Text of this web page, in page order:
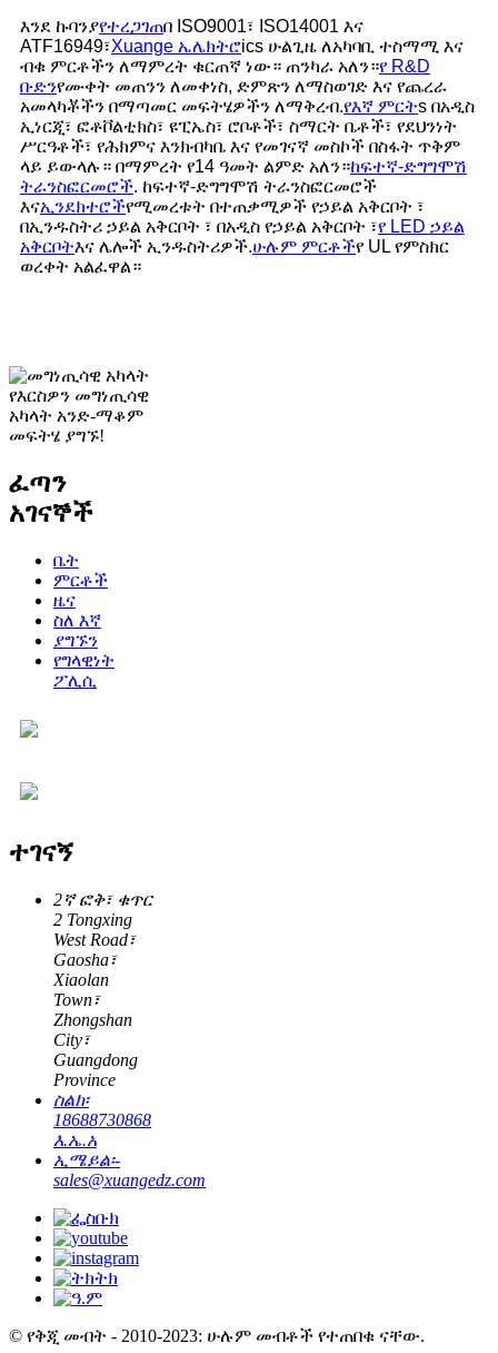
እንደ ኩባንያየተረጋገጠበ ISO9001፣ ISO14001 እና
ATF16949፣Xuange ኤሌክትሮics ሁልጊዜ ለአካባቢ ተስማሚ እና
ብቁ ምርቶችን ለማምረት ቁርጠኛ ነው። ጠንካራ አለን።የ R&D
ቡድንየሙቀት መጠንን ለመቀነስ, ድምጽን ለማስወገድ እና የጨረራ
አመላካቾችን በማጣመር መፍትሄዎችን ለማቅረብ.የእኛ ምርትs በአዲስ
ኢነርጂ፣ ፎቶቮልቲክስ፣ ዩፒኤስ፣ ሮቦቶች፣ ስማርት ቤቶች፣ የደህንነት
ሥርዓቶች፣ የሕክምና እንክብካቤ እና የመገናኛ መስኮች በስፋት ጥቅም
ላይ ይውላሉ። በማምረት የ14 ዓመት ልምድ አለን።ከፍተኛ-ድግግሞሽ
ትራንስፎርመሮች. ከፍተኛ-ድግግሞሽ ትራንስፎርመሮች
እናኢንደክተሮችየሚመረቱት በተጠቃሚዎች የኃይል አቅርቦት ፣
በኢንዱስትሪ ኃይል አቅርቦት ፣ በአዲስ የኃይል አቅርቦት ፣የ LED ኃይል
አቅርቦትእና ሌሎች ኢንዱስትሪዎች.ሁሉም ምርቶችየ UL የምስክር
ወረቀት አልፈዋል።
የእርስዎን መግነጢሳዊ
አካላት አንድ-ማቆም
መፍትሄ ያግኙ!
ፈጣን
አገናኞች
ቤት
ምርቶች
ዜና
ስለ እኛ
ያግኙን
የግላዊነት
ፖሊሲ
ተገናኝ
2ኛ ፎቅ፣ ቁጥር
2 Tongxing
West Road፣
Gaosha፣
Xiaolan
Town፣
Zhongshan
City፣
Guangdong
Province
ስልክ፡
18688730868
እ.ኤ.አ
ኢሜይል፡-
sales@xuangedz.com
© የቅጂ መብት - 2010-2023: ሁሉም መብቶች የተጠበቁ ናቸው.